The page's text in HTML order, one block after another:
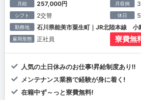
月給 257,000円 月収例
シフト 2交替 休日
勤務地 石川県能美市粟生町｜JR北陸本線 小
雇用形態 正社員 寮費無
人気の土日休みのお仕事!昇給制度あり!!
メンテナンス業務で経験が身に着く!
在籍中ず～っと寮費無料!